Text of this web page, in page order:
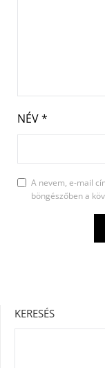
NÉV*
A nevem, e-mail
böngészőben a
KERESÉS